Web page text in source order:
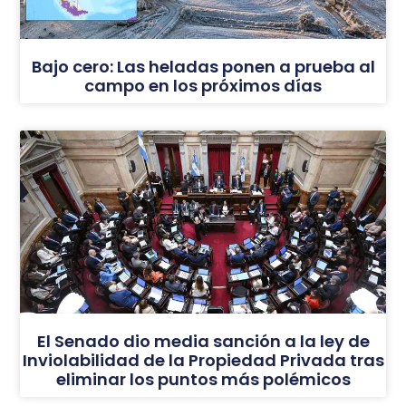
Bajo cero: Las heladas ponen a prueba al
campo en los próximos días
El Senado dio media sanción a la ley de
Inviolabilidad de la Propiedad Privada tras
eliminar los puntos más polémicos